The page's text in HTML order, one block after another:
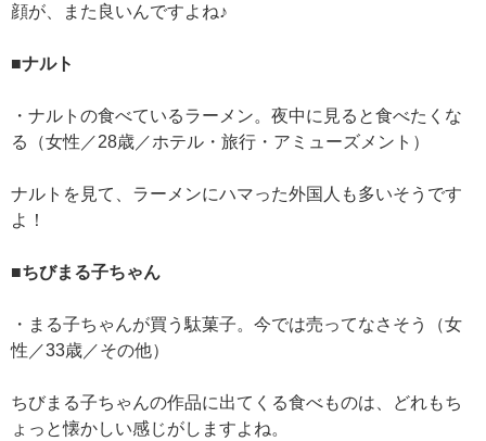
顔が、また良いんですよね♪
■ナルト
・ナルトの食べているラーメン。夜中に見ると食べたくな
る（女性／28歳／ホテル・旅行・アミューズメント）
ナルトを見て、ラーメンにハマった外国人も多いそうです
よ！
■ちびまる子ちゃん
・まる子ちゃんが買う駄菓子。今では売ってなさそう（女
性／33歳／その他）
ちびまる子ちゃんの作品に出てくる食べものは、どれもち
ょっと懐かしい感じがしますよね。